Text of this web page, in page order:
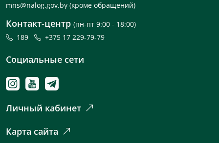
mns@nalog.gov.by (кроме обращений)
Контакт-центр (пн-пт 9:00 - 18:00)
189
+375 17 229-79-79
Социальные сети
Личный кабинет
Карта сайта